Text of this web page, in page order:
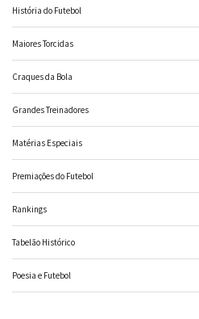
História do Futebol
Maiores Torcidas
Craques da Bola
Grandes Treinadores
Matérias Especiais
Premiações do Futebol
Rankings
Tabelão Histórico
Poesia e Futebol